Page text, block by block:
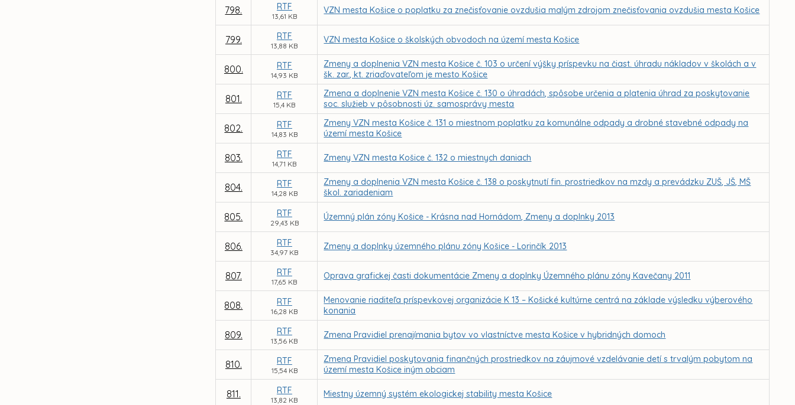
798. RTF
13,61 KB
VZN mesta Košice o poplatku za znečisťovanie ovzdušia malým zdrojom znečisťovania ovzdušia mesta Košice
799. RTF
13,88 KB
VZN mesta Košice o školských obvodoch na území mesta Košice
800. RTF
14,93 KB
Zmeny a doplnenia VZN mesta Košice č. 103 o určení výšky príspevku na čiast. úhradu nákladov v školách a v
šk. zar., kt. zriaďovateľom je mesto Košice
801. RTF
15,4 KB
Zmena a doplnenie VZN mesta Košice č. 130 o úhradách, spôsobe určenia a platenia úhrad za poskytovanie
soc. služieb v pôsobnosti úz. samosprávy mesta
802. RTF
14,83 KB
Zmeny VZN mesta Košice č. 131 o miestnom poplatku za komunálne odpady a drobné stavebné odpady na
území mesta Košice
803. RTF
14,71 KB
Zmeny VZN mesta Košice č. 132 o miestnych daniach
804. RTF
14,28 KB
Zmeny a doplnenia VZN mesta Košice č. 138 o poskytnutí fin. prostriedkov na mzdy a prevádzku ZUŠ, JŠ, MŠ
škol. zariadeniam
805. RTF
29,43 KB
Územný plán zóny Košice - Krásna nad Hornádom, Zmeny a doplnky 2013
806. RTF
34,97 KB
Zmeny a doplnky územného plánu zóny Košice - Lorinčík 2013
807. RTF
17,65 KB
Oprava grafickej časti dokumentácie Zmeny a doplnky Územného plánu zóny Kavečany 2011
808. RTF
16,28 KB
Menovanie riaditeľa príspevkovej organizácie K 13 – Košické kultúrne centrá na základe výsledku výberového
konania
809. RTF
13,56 KB
Zmena Pravidiel prenajímania bytov vo vlastníctve mesta Košice v hybridných domoch
810. RTF
15,54 KB
Zmena Pravidiel poskytovania finančných prostriedkov na záujmové vzdelávanie detí s trvalým pobytom na
území mesta Košice iným obciam
811. RTF
13,82 KB
Miestny územný systém ekologickej stability mesta Košice